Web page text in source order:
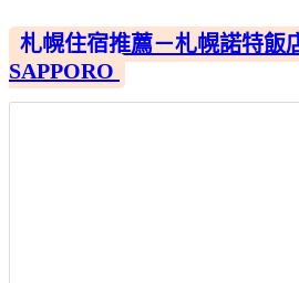
札幌住宿推薦－札幌諾特飯
SAPPORO